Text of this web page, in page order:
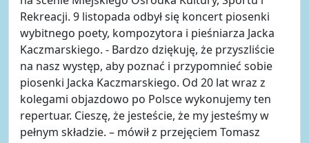
Rekreacji. 9 listopada odbył się koncert piosenki
wybitnego poety, kompozytora i pieśniarza Jacka
Kaczmarskiego. - Bardzo dziękuję, że przyszliście
na nasz występ, aby poznać i przypomnieć sobie
piosenki Jacka Kaczmarskiego. Od 20 lat wraz z
kolegami objazdowo po Polsce wykonujemy ten
repertuar. Cieszę, że jesteście, że my jesteśmy w
pełnym składzie. – mówił z przejęciem Tomasz